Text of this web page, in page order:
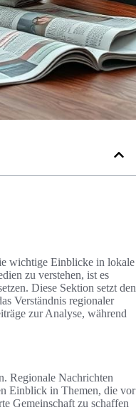
wichtige Einblicke in lokale
zu verstehen, ist es
Diese Sektion setzt den
Verständnis regionaler
zur Analyse, während
Regionale Nachrichten
Einblick in Themen, die vor
Gemeinschaft zu schaffen